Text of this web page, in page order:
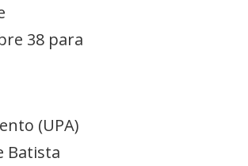
38 para
(UPA)
Batista